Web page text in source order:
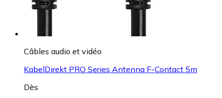
Câbles audio et vidéo
KabelDirekt PRO Series Antenna F-Contact 5m
Dès